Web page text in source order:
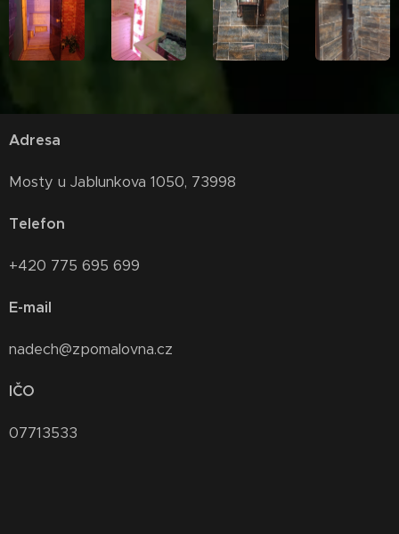
Adresa
Mosty u Jablunkova 1050, 73998
Telefon
+420 775 695 699
E-mail
nadech@zpomalovna.cz
IČO
07713533